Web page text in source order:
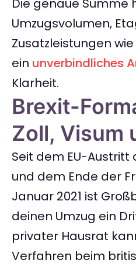
Die genaue Summe
Umzugsvolumen,
Zusatzleistungen wie
ein unverbindliches
Klarheit.
Brexit-
Zoll, Visum
Seit dem EU-Austritt
und dem Ende der
Januar 2021 ist
deinen Umzug ein
privater Hausrat
Verfahren beim